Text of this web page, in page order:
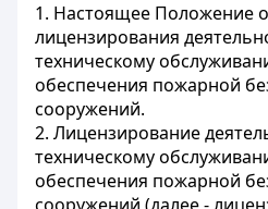
1. Настоящее Положение
лицензирования
техническому
обеспечения пожарной
сооружений.
2. Лицензирование
техническому
обеспечения пожарной